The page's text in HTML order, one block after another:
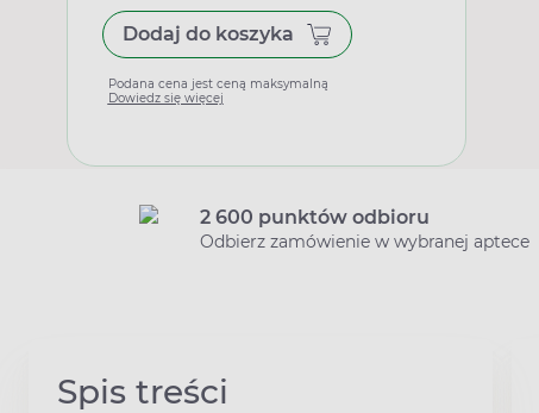
Dodaj do koszyka
Podana cena jest ceną maksymalną
Dowiedz się więcej
2 600 punktów odbioru
Odbierz zamówienie w wybranej aptece
Spis treści